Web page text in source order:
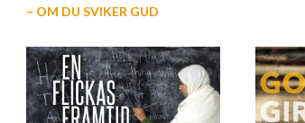
– OM DU SVIKER GUD
3)